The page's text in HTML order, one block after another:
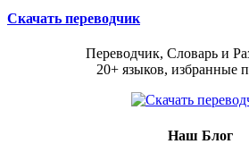
Скачать переводчик
Переводчик, Словарь и
20+ языков, избранные
Наш Блог